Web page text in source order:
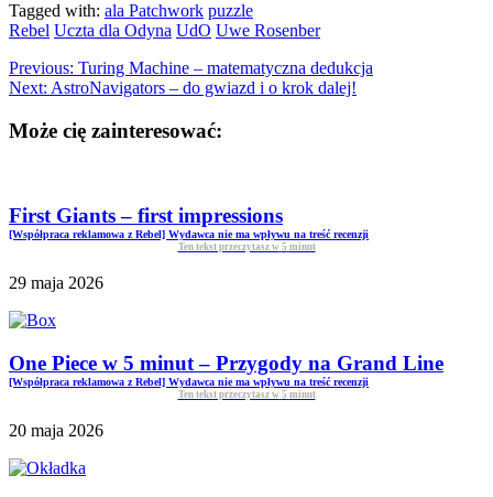
Tagged with: ala Patchwork puzzle
Rebel Uczta dla Odyna UdO Uwe Rosenber
Previous: Turing Machine – matematyczna dedukcja
Next: AstroNavigators – do gwiazd i o krok dalej!
Może cię zainteresować:
First Giants – first impressions
[Współpraca reklamowa z Rebel] Wydawca nie ma wpływu na treść recenzji
Ten tekst przeczytasz w 5 minut
29 maja 2026
One Piece w 5 minut – Przygody na Grand Line
[Współpraca reklamowa z Rebel] Wydawca nie ma wpływu na treść recenzji
Ten tekst przeczytasz w 5 minut
20 maja 2026